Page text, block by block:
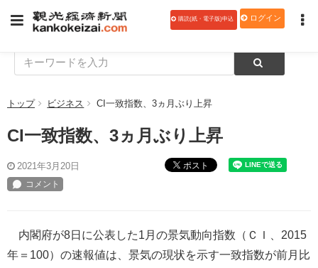
購読(紙・電子版)申込 ログイン
トップ ビジネス CI一致指数、3ヵ月ぶり上昇
CI一致指数、3ヵ月ぶり上昇
2021年3月20日 ポスト
内閣府が8日に公表した1月の景気動向指数（ＣＩ、2015
年＝100）の速報値は、景気の現状を示す一致指数が前月比